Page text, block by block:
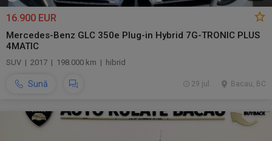
16.900 EUR
Mercedes-Benz GLC 350e Plug-in Hybrid 7G-TRONIC PLUS
4MATIC
SUV | 2017 | 198.000 km | hibrid
Sună Bacau, BC
29 jul.